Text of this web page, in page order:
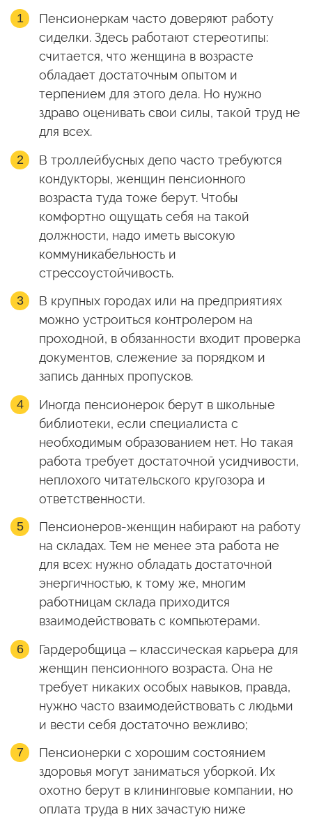
Пенсионеркам часто доверяют работу
сиделки. Здесь работают стереотипы:
считается, что женщина в возрасте
обладает достаточным опытом и
терпением для этого дела. Но нужно
здраво оценивать свои силы, такой труд не
для всех.
В троллейбусных депо часто требуются
кондукторы, женщин пенсионного
возраста туда тоже берут. Чтобы
комфортно ощущать себя на такой
должности, надо иметь высокую
коммуникабельность и
стрессоустойчивость.
В крупных городах или на предприятиях
можно устроиться контролером на
проходной, в обязанности входит проверка
документов, слежение за порядком и
запись данных пропусков.
Иногда пенсионерок берут в школьные
библиотеки, если специалиста с
необходимым образованием нет. Но такая
работа требует достаточной усидчивости,
неплохого читательского кругозора и
ответственности.
Пенсионеров-женщин набирают на работу
на складах. Тем не менее эта работа не
для всех: нужно обладать достаточной
энергичностью, к тому же, многим
работницам склада приходится
взаимодействовать с компьютерами.
Гардеробщица – классическая карьера для
женщин пенсионного возраста. Она не
требует никаких особых навыков, правда,
нужно часто взаимодействовать с людьми
и вести себя достаточно вежливо;
Пенсионерки с хорошим состоянием
здоровья могут заниматься уборкой. Их
охотно берут в клининговые компании, но
оплата труда в них зачастую ниже